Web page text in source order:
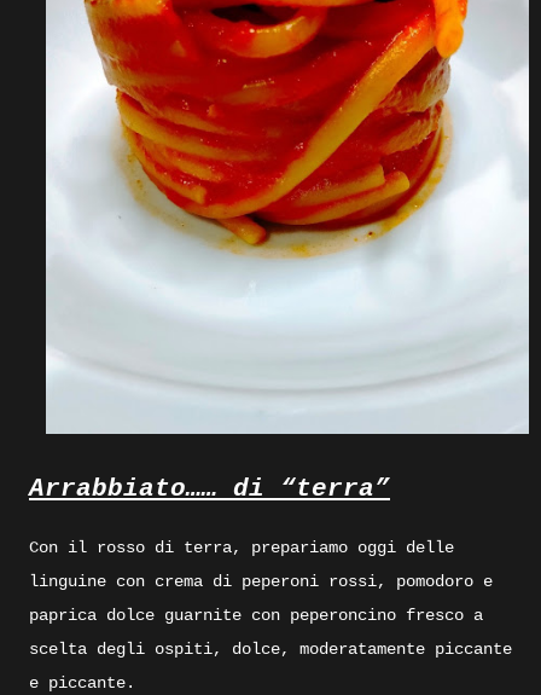
Arrabbiato…… di “terra”
Con il rosso di terra, prepariamo oggi delle
linguine con crema di peperoni rossi, pomodoro e
paprica dolce guarnite con peperoncino fresco a
scelta degli ospiti, dolce, moderatamente piccante
e piccante.